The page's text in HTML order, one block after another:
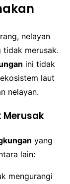
nelayan
tidak merusak.
ini tidak
laut
nelayan.
Merusak
yang
lain:
mengurangi